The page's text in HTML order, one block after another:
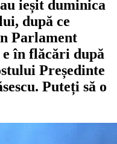
ieșit duminica
după ce
Parlament
în flăcări după
Președinte
Puteți să o